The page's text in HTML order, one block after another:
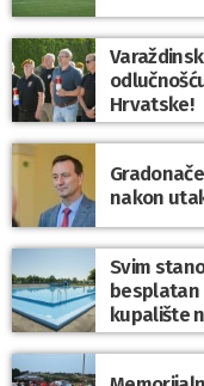
Hrvatske!
nakon
Svim
besplatan
kupalište